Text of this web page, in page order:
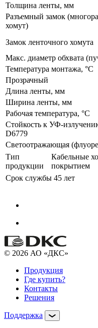
Толщина ленты, мм
Разъемный замок
хомут)
Замок ленточного хомута
Макс. диаметр обхвата
Температура монтажа, °C
Прозрачный
Длина ленты, мм
Ширина ленты, мм
Рабочая температура, °C
Стойкость к УФ-
D6779
Светоотражающая
Тип
продукции
Кабельные
покрытием
Срок службы 45 лет
© 2026 АО «ДКС»
Продукция
Где купить?
Контакты
Решения
Поддержка